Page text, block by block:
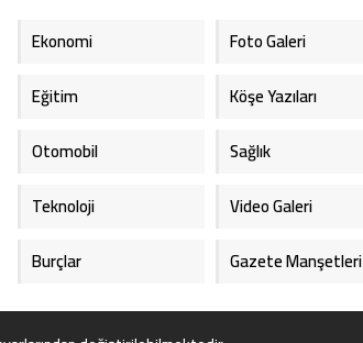
Ekonomi Foto Galeri
Eğitim
Köşe Yazıları
Otomobil
Sağlık
Teknoloji
Video Galeri
Burçlar
Gazete Manşetleri